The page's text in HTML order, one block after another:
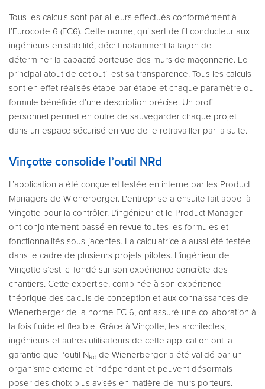
Tous les calculs sont par ailleurs effectués conformément à
l’Eurocode 6 (EC6). Cette norme, qui sert de fil conducteur aux
ingénieurs en stabilité, décrit notamment la façon de
déterminer la capacité porteuse des murs de maçonnerie. Le
principal atout de cet outil est sa transparence. Tous les calculs
sont en effet réalisés étape par étape et chaque paramètre ou
formule bénéficie d’une description précise. Un profil
personnel permet en outre de sauvegarder chaque projet
dans un espace sécurisé en vue de le retravailler par la suite.
Vinçotte consolide l’outil NRd
L’application a été conçue et testée en interne par les Product
Managers de Wienerberger. L'entreprise a ensuite fait appel à
Vinçotte pour la contrôler. L’ingénieur et le Product Manager
ont conjointement passé en revue toutes les formules et
fonctionnalités sous-jacentes. La calculatrice a aussi été testée
dans le cadre de plusieurs projets pilotes. L’ingénieur de
Vinçotte s’est ici fondé sur son expérience concrète des
chantiers. Cette expertise, combinée à son expérience
théorique des calculs de conception et aux connaissances de
Wienerberger de la norme EC 6, ont assuré une collaboration à
la fois fluide et flexible. Grâce à Vinçotte, les architectes,
ingénieurs et autres utilisateurs de cette application ont la
garantie que l’outil NRd de Wienerberger a été validé par un
organisme externe et indépendant et peuvent désormais
poser des choix plus avisés en matière de murs porteurs.